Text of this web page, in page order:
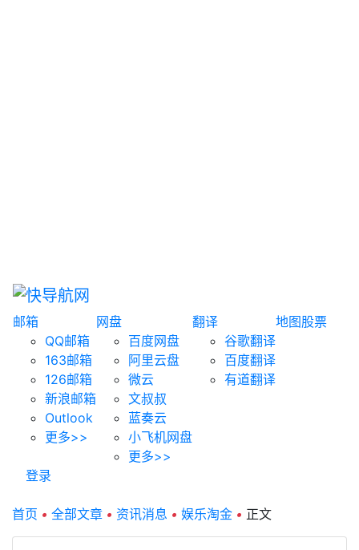
邮箱
QQ邮箱
163邮箱
126邮箱
新浪邮箱
Outlook
更多>>
网盘
百度网盘
阿里云盘
微云
文叔叔
蓝奏云
小飞机网盘
更多>>
翻译
谷歌翻译
百度翻译
有道翻译
地图股票
登录
首页 • 全部文章 • 资讯消息 • 娱乐淘金 • 正文